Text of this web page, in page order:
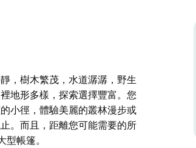
，樹木繁茂，水道潺潺，野生
地形多樣，探索選擇豐富。您
小徑，體驗美麗的叢林漫步或
。而且，距離您可能需要的所
帳篷。